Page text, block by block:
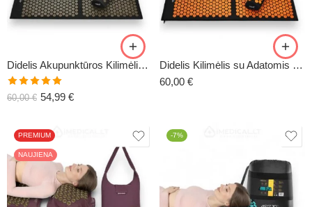
Didelis Akupunktūros Kilimėlis su Pagalve XL-CLASSIC3
Įvertinimas:
60,00€ 54,99 €
Didelis Kilimėlis su Adatomis XL-CLASSIC4
60,00 €
PREMIUM
NAUJIENA
-7%